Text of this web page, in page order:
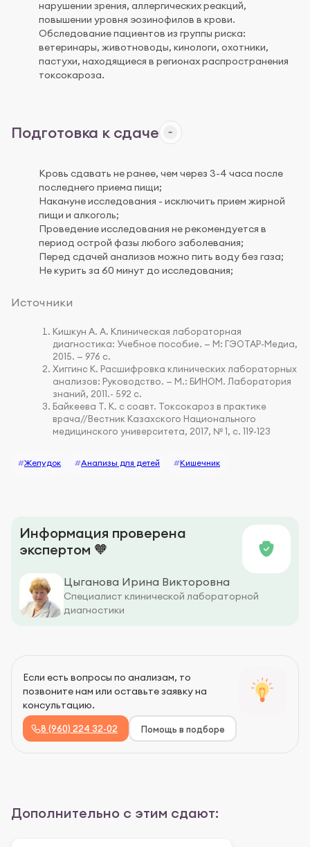
нарушении зрения, аллергических реакций,
повышении уровня эозинофилов в крови.
Обследование пациентов из группы риска:
ветеринары, животноводы, кинологи, охотники,
пастухи, находящиеся в регионах распространения
токсокароза.
Подготовка к сдаче
Кровь сдавать не ранее, чем через 3-4 часа после
последнего приема пищи;
Накануне исследования - исключить прием жирной
пищи и алкоголь;
Проведение исследования не рекомендуется в
период острой фазы любого заболевания;
Перед сдачей анализов можно пить воду без газа;
Не курить за 60 минут до исследования;
Источники
Кишкун А. А. Клиническая лабораторная
диагностика: Учебное пособие. — М: ГЭОТАР-Медиа,
2015. — 976 с.
Хиггинс К. Расшифровка клинических лабораторных
анализов: Руководство. — М.: БИНОМ. Лаборатория
знаний, 2011.- 592 с.
Байкеева Т. К. с соавт. Токсокароз в практике
врача//Вестник Казахского Национального
медицинского университета, 2017, № 1, с. 119-123
#Желудок #Анализы для детей #Кишечник
Информация проверена
экспертом 🧡
Цыганова Ирина Викторовна
Специалист клинической лабораторной
диагностики
Если есть вопросы по анализам, то
позвоните нам или оставьте заявку на
консультацию.
8 (960) 224 32-02 Помощь в подборе
Дополнительно с этим сдают: